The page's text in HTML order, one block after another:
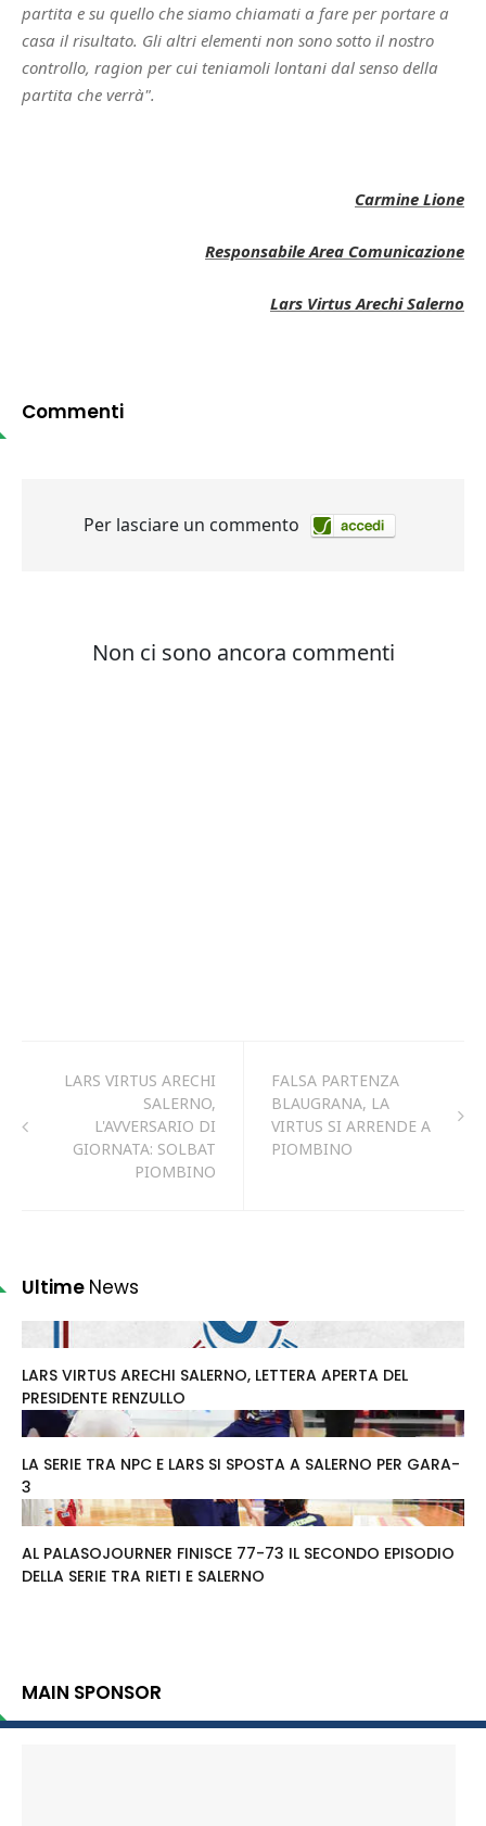
partita e su quello che siamo chiamati a fare per portare a
casa il risultato. Gli altri elementi non sono sotto il nostro
controllo, ragion per cui teniamoli lontani dal senso della
partita che verrà".
Carmine Lione
Responsabile Area Comunicazione
Lars Virtus Arechi Salerno
Commenti
LARS VIRTUS ARECHI
SALERNO,
L'AVVERSARIO DI
GIORNATA: SOLBAT
PIOMBINO
FALSA PARTENZA
BLAUGRANA, LA
VIRTUS SI ARRENDE A
PIOMBINO
Ultime News
LARS VIRTUS ARECHI SALERNO, LETTERA APERTA DEL
PRESIDENTE RENZULLO
LA SERIE TRA NPC E LARS SI SPOSTA A SALERNO PER GARA-
3
AL PALASOJOURNER FINISCE 77-73 IL SECONDO EPISODIO
DELLA SERIE TRA RIETI E SALERNO
MAIN SPONSOR